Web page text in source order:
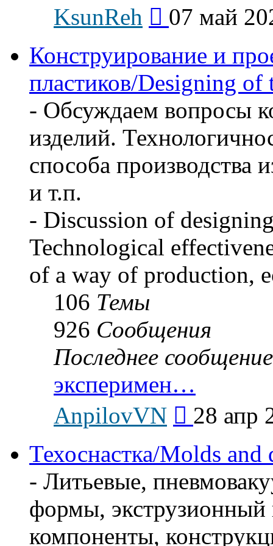
KsunReh
последнему
07 май
Конструирование и
пластиков/Designing of
- Обсуждаем вопросы
изделий.
способа производства
и т.п.
- Discussion of
Technological
of a way of production,
106 Темы
926 Сообщения
Последнее сообщение
эксперимен…
AnpilovVN
последнему
28 апр
Техоснастка/Molds and
- Литьевые,
формы,
компоненты,